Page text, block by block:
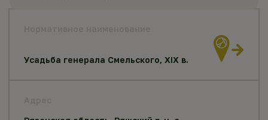
Усадьба генерала Смельского, XIX в.